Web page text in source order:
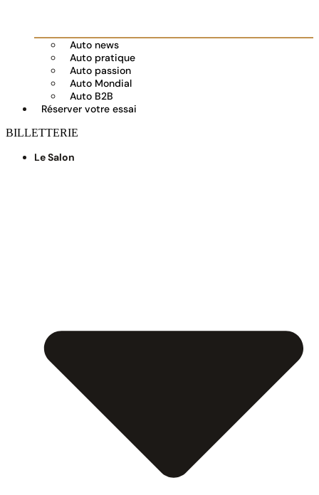
Auto news
Auto pratique
Auto passion
Auto Mondial
Auto B2B
Réserver votre essai
BILLETTERIE
Le Salon